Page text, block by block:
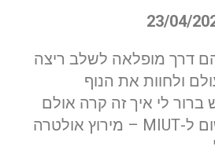
דרך מופלאה לשלב ריצה
ולחוות את הנוף
לי איך זה קרה אולם
מצאתי את עצמי רשום ל-MIUT – מירוץ אולטרה